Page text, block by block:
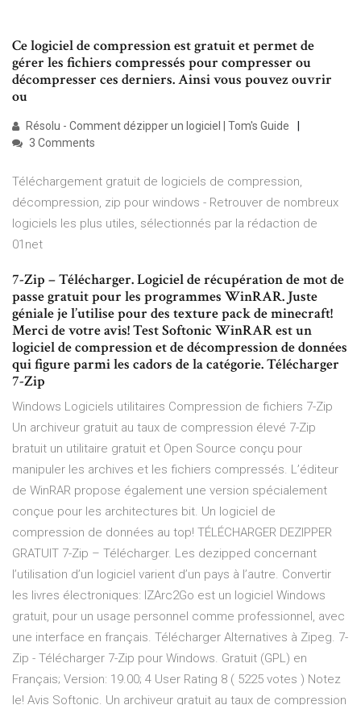
Ce logiciel de compression est gratuit et permet de
gérer les fichiers compressés pour compresser ou
décompresser ces derniers. Ainsi vous pouvez ouvrir
ou
Résolu - Comment dézipper un logiciel | Tom's Guide
3 Comments
Téléchargement gratuit de logiciels de compression,
décompression, zip pour windows - Retrouver de nombreux
logiciels les plus utiles, sélectionnés par la rédaction de
01net
7-Zip – Télécharger. Logiciel de récupération de mot de
passe gratuit pour les programmes WinRAR. Juste
géniale je l’utilise pour des texture pack de minecraft!
Merci de votre avis! Test Softonic WinRAR est un
logiciel de compression et de décompression de données
qui figure parmi les cadors de la catégorie. Télécharger
7-Zip
Windows Logiciels utilitaires Compression de fichiers 7-Zip
Un archiveur gratuit au taux de compression élevé 7-Zip
bratuit un utilitaire gratuit et Open Source conçu pour
manipuler les archives et les fichiers compressés. L’éditeur
de WinRAR propose également une version spécialement
conçue pour les architectures bit. Un logiciel de
compression de données au top! TÉLÉCHARGER DEZIPPER
GRATUIT 7-Zip – Télécharger. Les dezipped concernant
l’utilisation d’un logiciel varient d’un pays à l’autre. Convertir
les livres électroniques: IZArc2Go est un logiciel Windows
gratuit, pour un usage personnel comme professionnel, avec
une interface en français. Télécharger Alternatives à Zipeg. 7-
Zip - Télécharger 7-Zip pour Windows. Gratuit (GPL) en
Français; Version: 19.00; 4 User Rating 8 ( 5225 votes ) Notez
le! Avis Softonic. Un archiveur gratuit au taux de compression